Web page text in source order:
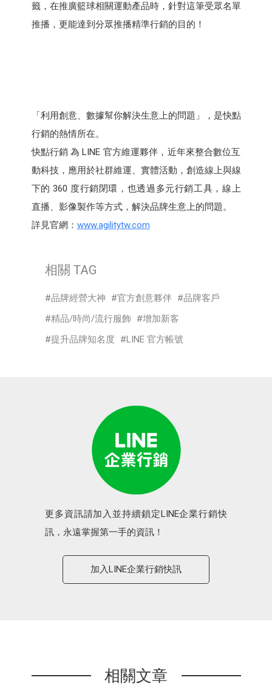
籤，在推廣籃球相關運動產品時，針對這筆受眾名單
推播，更能達到分眾推播精準行銷的目的！
「利用創意、數據幫你解決生意上的問題」，是快點
行銷的熱情所在。
快點行銷 為 LINE 官方維運夥伴，近年來整合數位互
動科技，應用於社群維運、實體活動，創造線上與線
下的 360 度行銷閉環，也透過多元行銷工具，線上
直播、影像製作等方式，解決品牌生意上的問題。
詳見官網： www.agilitytw.com
相關 TAG
品牌經營大神 官方創意夥伴
品牌客戶
精品/時尚/流行服飾
增加新客
提升品牌知名度
LINE 官方帳號
更多資訊請加入並持續鎖定LINE企業行銷快
訊，永遠掌握第一手的資訊！
加入LINE企業行銷快訊
相關文章